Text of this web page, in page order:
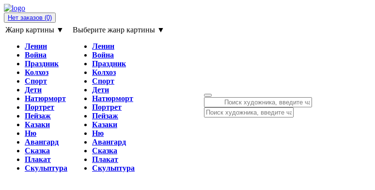
Нет заказов (0)
Жанр картины ▼
Ленин
Война
Праздник
Колхоз
Спорт
Дети
Натюрморт
Портрет
Пейзаж
Казаки
Ню
Авангард
Сказка
Плакат
Скульптура
Выберите жанр картины ▼
Ленин
Война
Праздник
Колхоз
Спорт
Дети
Натюрморт
Портрет
Пейзаж
Казаки
Ню
Авангард
Сказка
Плакат
Скульптура